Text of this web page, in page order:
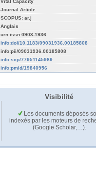
Journal Article
SCOPUS: ar.j
Anglais
urn:issn:0903-1936
info:doi/10.1183/09031936.00185808
info:pii/09031936.00185808
info:scp/77951145989
info:pmid/19840956
Visibilité
Les documents déposés
indexés par les moteurs de
(Google Scholar,…).